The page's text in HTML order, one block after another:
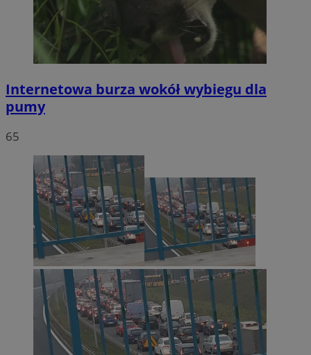
Internetowa burza wokół wybiegu dla
pumy
65